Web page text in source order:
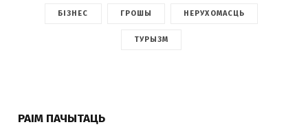
БІЗНЕС ГРОШЫ НЕРУХОМАСЦЬ
ТУРЫЗМ
РАІМ ПАЧЫТАЦЬ